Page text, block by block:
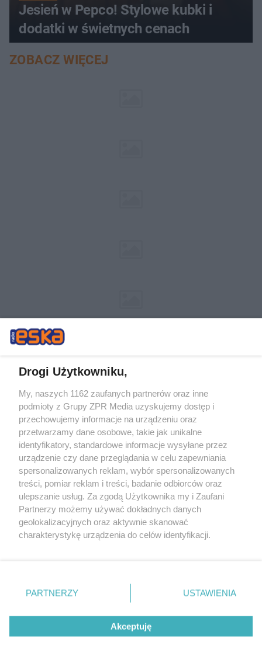
Jesień w Pepco! Stylowe kubki i
dodatki w świetnych cenach
ZOBACZ WIĘCEJ
Żaden utwór zamieszczony w serwisie nie może być powielany i
rozpowszechniany lub dalej rozpowszechniany w jakikolwiek sposób (w
tym także elektroniczny lub mechaniczny) na jakimkolwiek polu
eksploatacji w jakiejkolwiek formie, włącznie z umieszczaniem w
Internecie bez pisemnej zgody właściciela praw. Jakiekolwiek użycie lub
wykorzystanie utworów w całości lub w części z naruszeniem prawa,
tzn. bez właściwej zgody, jest zabronione pod groźbą kary i może być
ścigane prawnie.
© 2026 Grupa ZPR Media
Drogi Użytkowniku,
My, naszych 1162 zaufanych partnerów oraz inne
podmioty z Grupy ZPR Media uzyskujemy dostęp i
przechowujemy informacje na urządzeniu oraz
przetwarzamy dane osobowe, takie jak unikalne
identyfikatory, standardowe informacje wysyłane przez
urządzenie czy dane przeglądania w celu zapewniania
spersonalizowanych reklam, wybór spersonalizowanych
treści, pomiar reklam i treści, badanie odbiorców oraz
ulepszanie usług. Za zgodą Użytkownika my i Zaufani
Partnerzy możemy używać dokładnych danych
geolokalizacyjnych oraz aktywnie skanować
charakterystykę urządzenia do celów identyfikacji.
zmienić/wycofać klikając przycisk ustawień prywatności
znajdujący się w lewym dolnym rogu strony
rodzaje przetwarzania danych nie wymagają zgody
użytkownika, ale masz prawo sprzeciwić się takiemu
przetwarzaniu. Preferencje będą miały zastosowanie tylko
PARTNERZY USTAWIENIA
Akceptuję